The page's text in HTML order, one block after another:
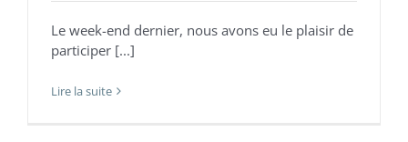
Le week-end dernier, nous avons eu le plaisir de
participer [...]
Lire la suite